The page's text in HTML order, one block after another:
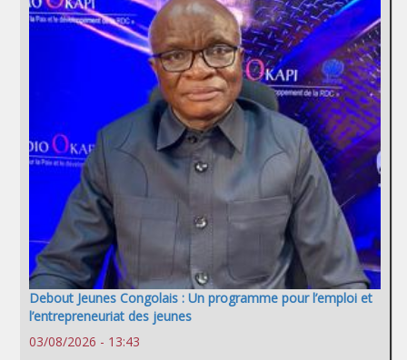
Debout Jeunes Congolais : Un programme pour l’emploi et
l’entrepreneuriat des jeunes
03/08/2026 - 13:43